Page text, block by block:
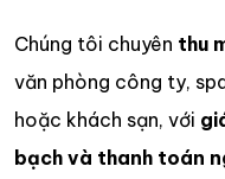
Chúng tôi chuyên thu
văn phòng công ty,
hoặc khách sạn, với
bạch và thanh toán